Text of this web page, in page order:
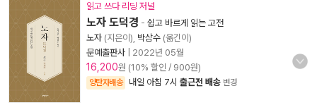
읽고 쓰다 리딩 저널
노자 도덕경 - 쉽고 바르게 읽는 고전
노자 (지은이), 박삼수 (옮긴이)
문예출판사
2022년 05월
16,200원 (10% 할인 / 900원)
양탄자배송 내일 아침 7시 출근전 배송 변경